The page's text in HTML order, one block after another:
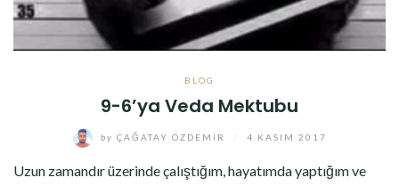
BLOG
9-6’ya Veda Mektubu
by ÇAĞATAY ÖZDEMIR 4 KASIM 2017
Uzun zamandır üzerinde çalıştığım, hayatımda yaptığım ve